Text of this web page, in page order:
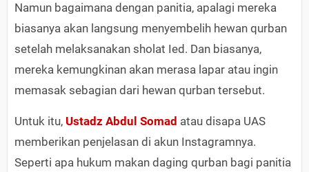
Namun bagaimana dengan panitia, apalagi mereka
biasanya akan langsung menyembelih hewan qurban
setelah melaksanakan sholat Ied. Dan biasanya,
mereka kemungkinan akan merasa lapar atau ingin
memasak sebagian dari hewan qurban tersebut.
Untuk itu, Ustadz Abdul Somad atau disapa UAS
memberikan penjelasan di akun Instagramnya.
Seperti apa hukum makan daging qurban bagi panitia